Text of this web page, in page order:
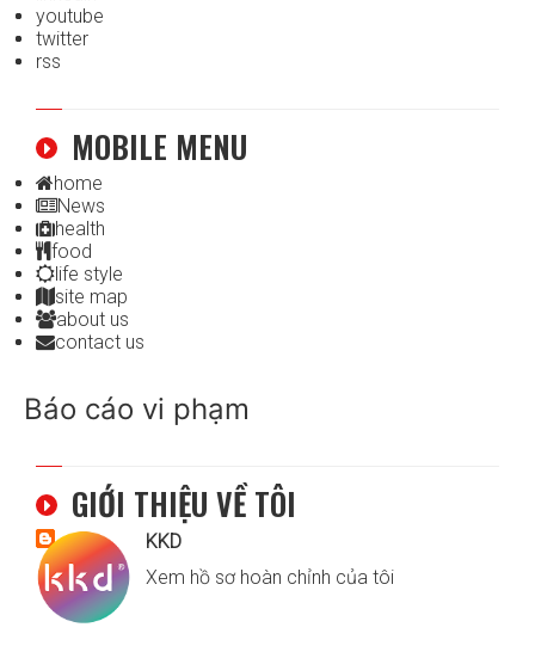
youtube
twitter
rss
MOBILE MENU
home
News
health
food
life style
site map
about us
contact us
Báo cáo vi phạm
GIỚI THIỆU VỀ TÔI
KKD
Xem hồ sơ hoàn chỉnh của tôi